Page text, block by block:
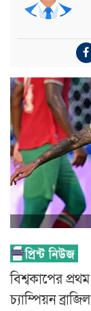
বিশ্বকাপের
চ্যাম্পিয়ন